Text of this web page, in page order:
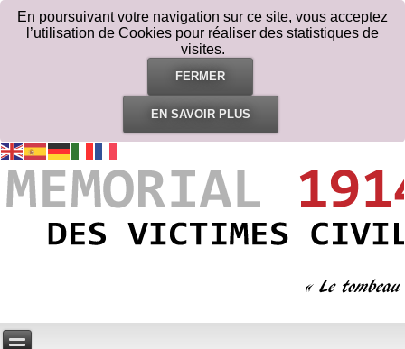
En poursuivant votre navigation sur ce site, vous acceptez
l’utilisation de Cookies pour réaliser des statistiques de
visites.
FERMER
EN SAVOIR PLUS